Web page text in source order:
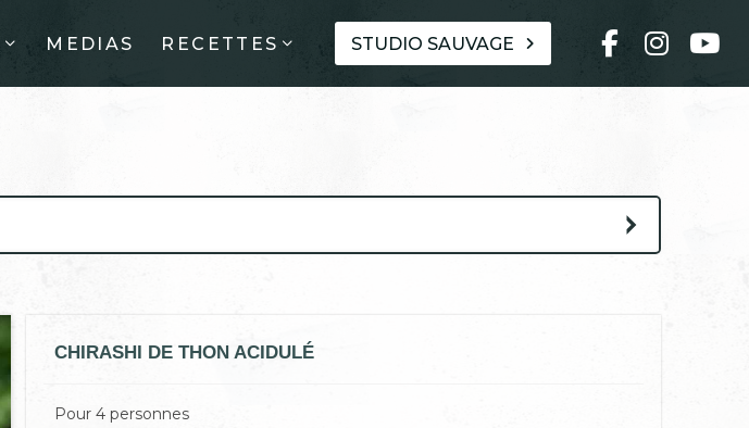
MEDIAS RECETTES STUDIO SAUVAGE
CHIRASHI DE THON ACIDULÉ
Pour 4 personnes